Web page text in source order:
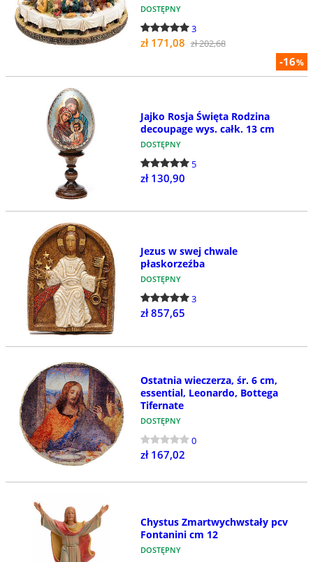
-16%
DOSTĘPNY
3
zł 171,08 zł 202,68
Jajko Rosja Święta Rodzina
decoupage wys. całk. 13 cm
DOSTĘPNY
5
zł 130,90
Jezus w swej chwale
płaskorzeźba
DOSTĘPNY
3
zł 857,65
Ostatnia wieczerza, śr. 6 cm,
essential, Leonardo, Bottega
Tifernate
DOSTĘPNY
0
zł 167,02
Chystus Zmartwychwstały pcv
Fontanini cm 12
DOSTĘPNY